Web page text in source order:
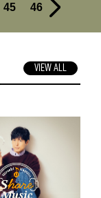
45 46
VIEW ALL